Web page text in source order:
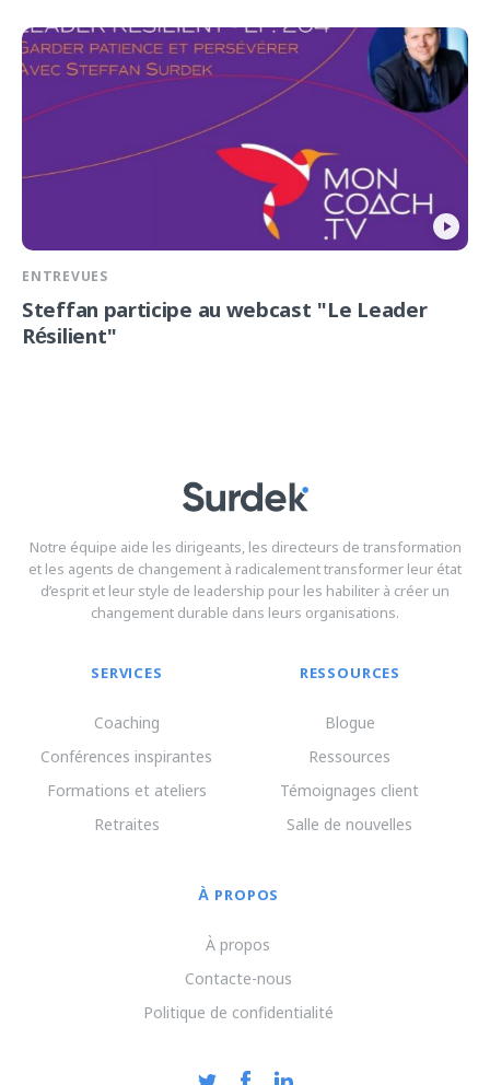
ENTREVUES
Steffan participe au webcast "Le Leader
Résilient"
Notre équipe aide les dirigeants, les directeurs de transformation
et les agents de changement à radicalement transformer leur état
d’esprit et leur style de leadership pour les habiliter à créer un
changement durable dans leurs organisations.
SERVICES
Coaching
Conférences inspirantes
Formations et ateliers
Retraites
RESSOURCES
Blogue
Ressources
Témoignages client
Salle de nouvelles
À PROPOS
À propos
Contacte-nous
Politique de confidentialité